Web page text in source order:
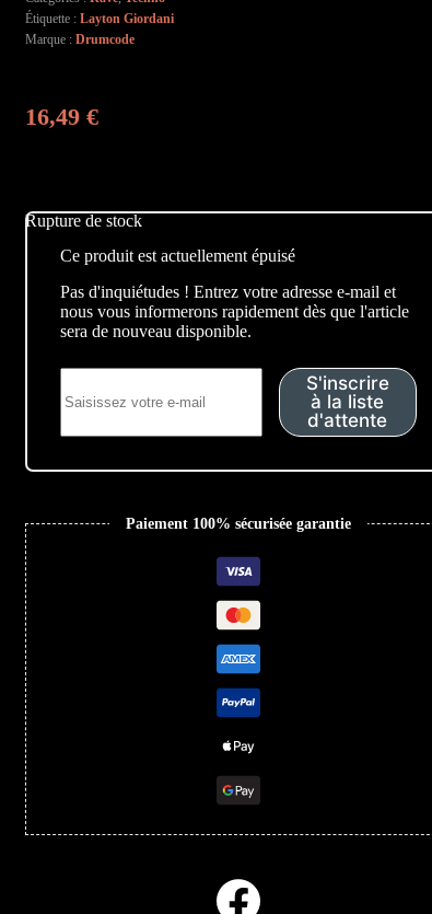
Étiquette : Layton Giordani
Marque : Drumcode
16,49 €
Rupture de stock
Ce produit est actuellement épuisé
Pas d'inquiétudes ! Entrez votre adresse e-mail et
nous vous informerons rapidement dès que l'article
sera de nouveau disponible.
S'inscrire
à la liste
d'attente
Paiement 100% sécurisée garantie